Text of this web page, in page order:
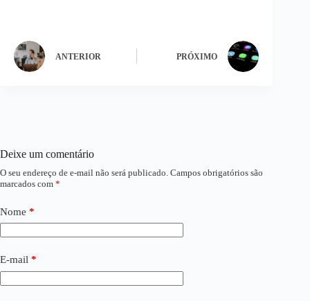
ANTERIOR PRÓXIMO
Deixe um comentário
O seu endereço de e-mail não será publicado. Campos obrigatórios são
marcados com *
Nome *
E-mail *